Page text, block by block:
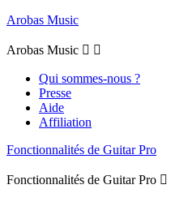
Arobas Music
Arobas Music  
Qui sommes-nous ?
Presse
Aide
Affiliation
Fonctionnalités de Guitar Pro
Fonctionnalités de Guitar Pro 